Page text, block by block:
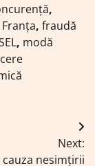
,
Franța, fraudă
, modă
Next:
cauza nesimțirii